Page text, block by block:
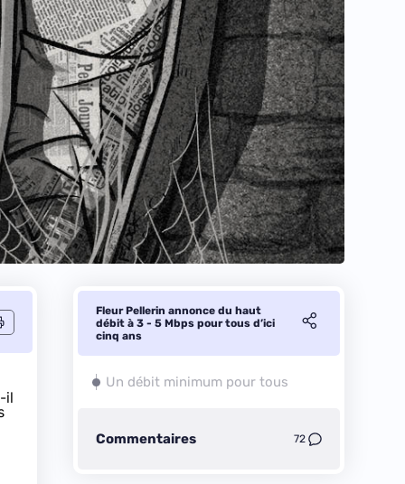
il
Fleur Pellerin annonce du haut
débit à 3 - 5 Mbps pour tous d’ici
cinq ans
Un débit minimum pour tous
Commentaires 72